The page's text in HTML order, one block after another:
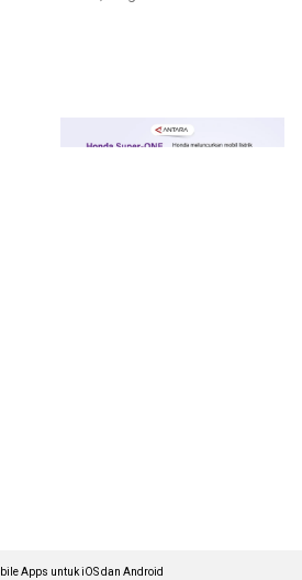
Apps untuk iOS dan Android